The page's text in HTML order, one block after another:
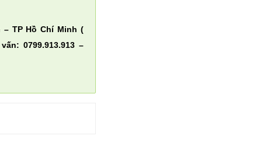
TP Hồ Chí Minh (
0799.913.913 –